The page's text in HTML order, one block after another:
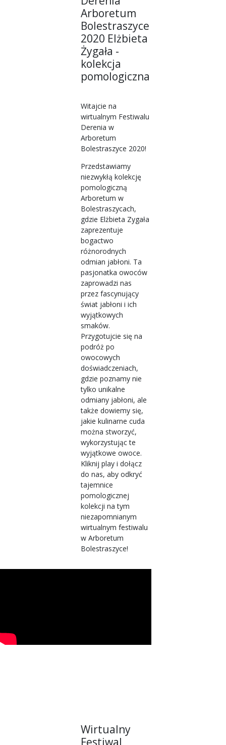
Arboretum
Bolestraszyce
2020 Elżbieta
Żygała -
kolekcja
pomologiczna
Witajcie na
wirtualnym Festiwalu
Derenia w
Arboretum
Bolestraszyce 2020!
Przedstawiamy
niezwykłą kolekcję
pomologiczną
Arboretum w
Bolestraszycach,
gdzie Elżbieta Zygała
zaprezentuje
bogactwo
różnorodnych
odmian jabłoni. Ta
pasjonatka owoców
zaprowadzi nas
przez fascynujący
świat jabłoni i ich
wyjątkowych
smaków.
Przygotujcie się na
podróż po
owocowych
doświadczeniach,
gdzie poznamy nie
tylko unikalne
odmiany jabłoni, ale
także dowiemy się,
jakie kulinarne cuda
można stworzyć,
wykorzystując te
wyjątkowe owoce.
Kliknij play i dołącz
do nas, aby odkryć
tajemnice
pomologicznej
kolekcji na tym
niezapomnianym
wirtualnym festiwalu
w Arboretum
Bolestraszyce!
Wirtualny
Festiwal